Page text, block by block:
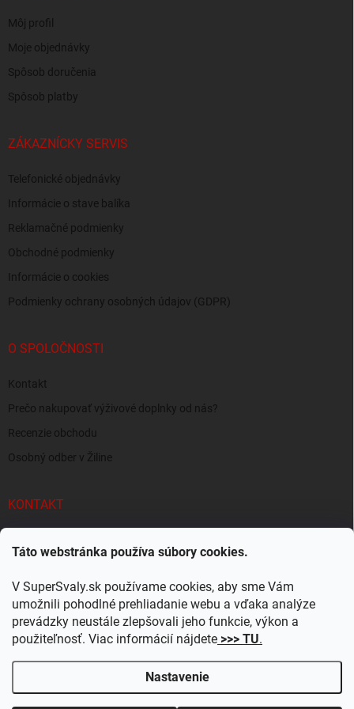
Táto webstránka používa súbory cookies.
V SuperSvaly.sk používame cookies, aby sme Vám
umožnili pohodlné prehliadanie webu a vďaka analýze
prevádzky neustále zlepšovali jeho funkcie, výkon a
použiteľnosť. Viac informácií nájdete >>> TU.
Nastavenie
Môj profil
Moje objednávky
Spôsob doručenia
Spôsob platby
ZÁKAZNÍCKY SERVIS
Telefonické objednávky
Informácie o stave balíka
Reklamačné podmienky
Obchodné podmienky
Informácie o cookies
Podmienky ochrany osobných údajov (GDPR)
O SPOLOČNOSTI
Kontakt
Prečo nakupovať výživové doplnky od nás?
Recenzie obchodu
Osobný odber v Žiline
KONTAKT
SuperSvaly.sk - doplnky výživy
supersvaly.sk